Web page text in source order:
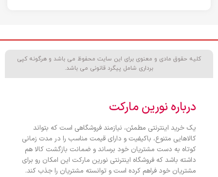
کلیه حقوق مادی و معنوی برای این سایت محفوظ می باشد و هرگونه کپی
برداری شامل پیگرد قانونی می باشد.
درباره نورین مارکت
یک خرید اینترنتی مطمئن، نیازمند فروشگاهی است که بتواند
کالاهایی متنوع، باکیفیت و دارای قیمت مناسب را در مدت زمانی
کوتاه به دست مشتریان خود برساند و ضمانت بازگشت کالا هم
داشته باشد که فروشگاه اینترنتی نورین مارکت این امکان رو برای
مشتریان خود فراهم کرده است و توانسته مشتریان را جذب کند.